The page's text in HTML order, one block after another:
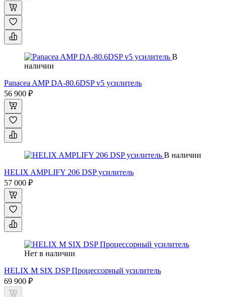
В
наличии
Panacea AMP DA-80.6DSP v5 усилитель
56 900 ₽
В наличии
HELIX AMPLIFY 206 DSP усилитель
57 000 ₽
Нет в наличии
HELIX M SIX DSP Процессорный усилитель
69 900 ₽